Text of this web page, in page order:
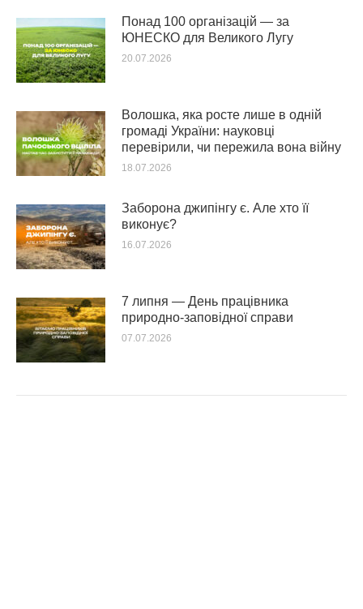
Понад 100 організацій — за
ЮНЕСКО для Великого Лугу
20.07.2026
Волошка, яка росте лише в одній
громаді України: науковці
перевірили, чи пережила вона війну
18.07.2026
Заборона джипінгу є. Але хто її
виконує?
16.07.2026
7 липня — День працівника
природно-заповідної справи
07.07.2026